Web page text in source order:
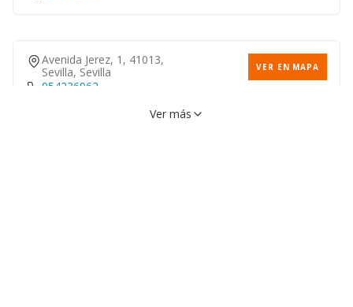
Avenida Jerez, 1, 41013,
Sevilla, Sevilla
VER EN MAPA
954236962
Ver más